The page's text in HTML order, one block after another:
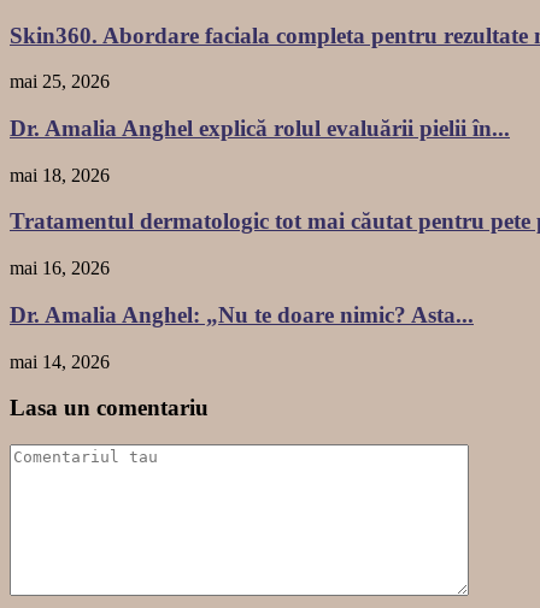
Skin360. Abordare faciala completa pentru rezultate
mai 25, 2026
Dr. Amalia Anghel explică rolul evaluării pielii în...
mai 18, 2026
Tratamentul dermatologic tot mai căutat pentru pete
mai 16, 2026
Dr. Amalia Anghel: „Nu te doare nimic? Asta...
mai 14, 2026
Lasa un comentariu